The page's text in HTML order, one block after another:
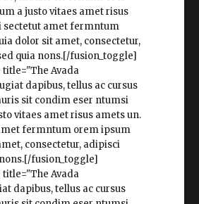
a justo vitaes amet risus
sectetut amet fermntum
dolor sit amet, consectetur,
quia nons.[/fusion_toggle]
Avada
dapibus, tellus ac cursus
sit condim eser ntumsi
vitaes amet risus amets un.
fermntum orem ipsum
consectetur, adipisci
fusion_toggle]
Avada
dapibus, tellus ac cursus